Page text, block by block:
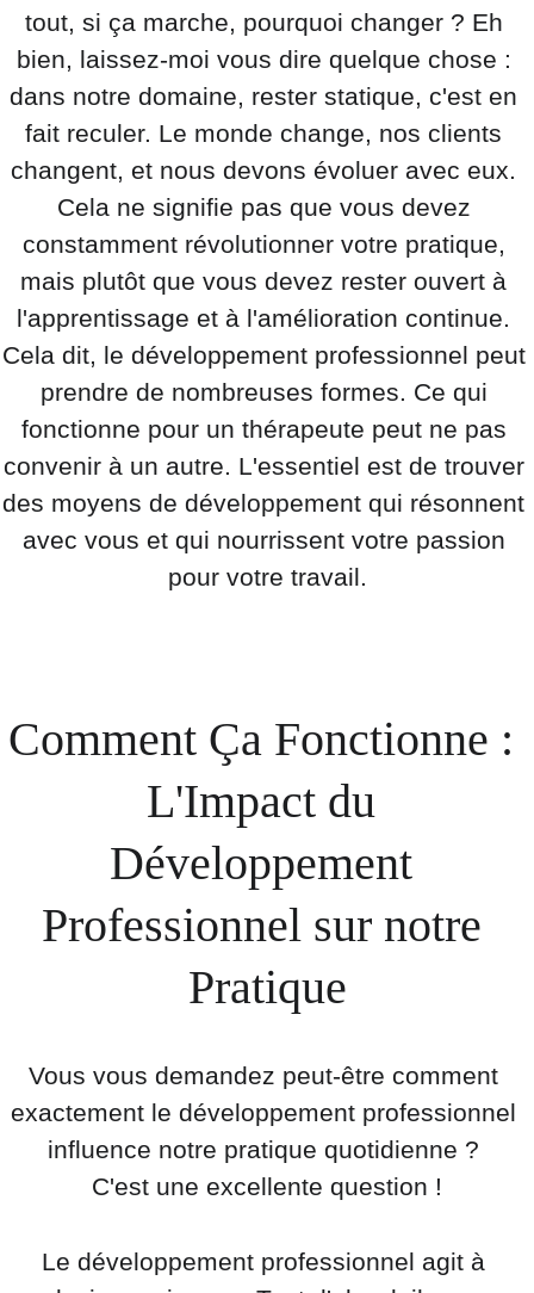
tout, si ça marche, pourquoi changer ? Eh
bien, laissez-moi vous dire quelque chose :
dans notre domaine, rester statique, c'est en
fait reculer. Le monde change, nos clients
changent, et nous devons évoluer avec eux.
Cela ne signifie pas que vous devez
constamment révolutionner votre pratique,
mais plutôt que vous devez rester ouvert à
l'apprentissage et à l'amélioration continue.
Cela dit, le développement professionnel peut
prendre de nombreuses formes. Ce qui
fonctionne pour un thérapeute peut ne pas
convenir à un autre. L'essentiel est de trouver
des moyens de développement qui résonnent
avec vous et qui nourrissent votre passion
pour votre travail.
Comment Ça Fonctionne :
L'Impact du
Développement
Professionnel sur notre
Pratique
Vous vous demandez peut-être comment
exactement le développement professionnel
influence notre pratique quotidienne ?
C'est une excellente question !
Le développement professionnel agit à